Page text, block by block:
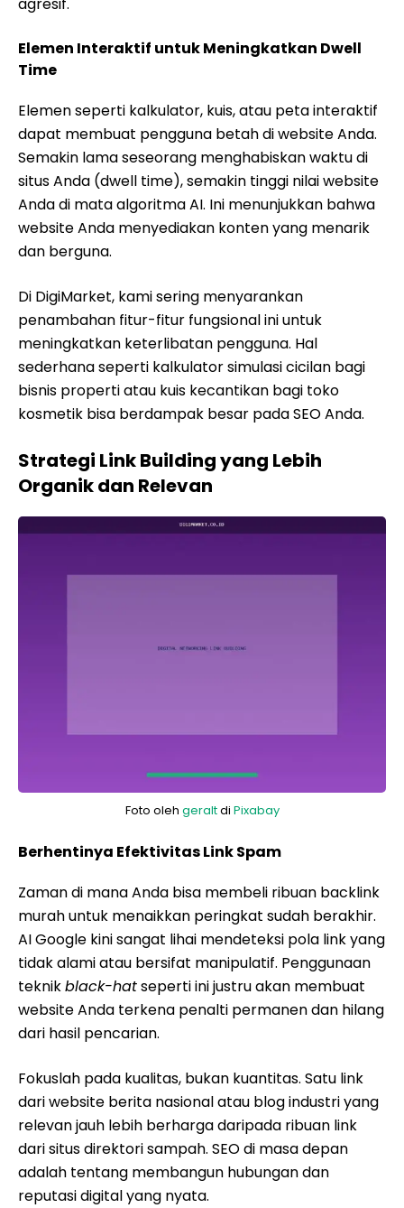
Elemen Interaktif untuk Meningkatkan Dwell
Time
Elemen seperti kalkulator, kuis, atau peta interaktif
dapat membuat pengguna betah di website Anda.
Semakin lama seseorang menghabiskan waktu di
situs Anda (dwell time), semakin tinggi nilai website
Anda di mata algoritma AI. Ini menunjukkan bahwa
website Anda menyediakan konten yang menarik
dan berguna.
Di DigiMarket, kami sering menyarankan
penambahan fitur-fitur fungsional ini untuk
meningkatkan keterlibatan pengguna. Hal
sederhana seperti kalkulator simulasi cicilan bagi
bisnis properti atau kuis kecantikan bagi toko
kosmetik bisa berdampak besar pada SEO Anda.
Strategi Link Building yang Lebih
Organik dan Relevan
Foto oleh geraltdi Pixabay
Berhentinya Efektivitas Link Spam
Zaman di mana Anda bisa membeli ribuan backlink
murah untuk menaikkan peringkat sudah berakhir.
AI Google kini sangat lihai mendeteksi pola link yang
tidak alami atau bersifat manipulatif. Penggunaan
teknikblack-hatseperti ini justru akan membuat
website Anda terkena penalti permanen dan hilang
dari hasil pencarian.
Fokuslah pada kualitas, bukan kuantitas. Satu link
dari website berita nasional atau blog industri yang
relevan jauh lebih berharga daripada ribuan link
dari situs direktori sampah. SEO di masa depan
adalah tentang membangun hubungan dan
reputasi digital yang nyata.